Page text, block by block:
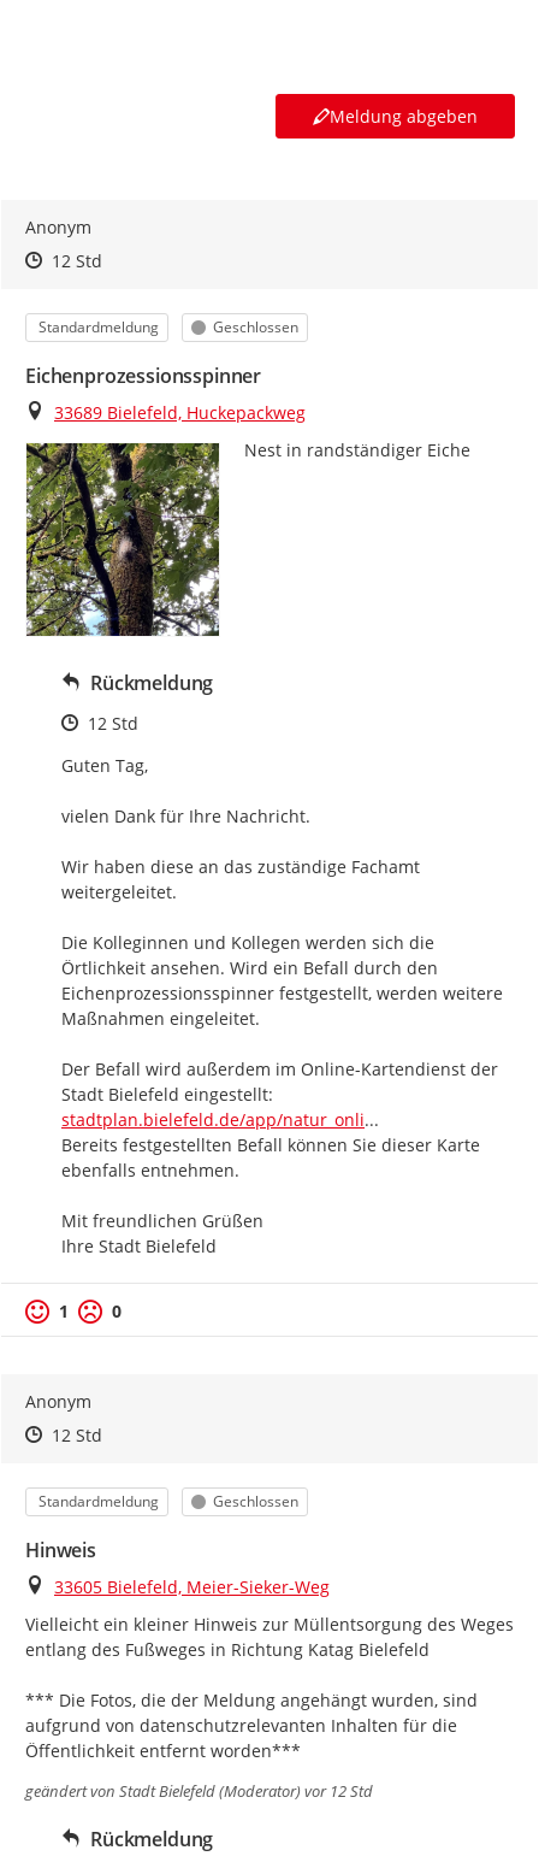
Meldung abgeben
Anonym
Zeitpunkt des Erstellens
Zeitpunkt des Erstellens
12 StdZur Äußerung
Kategorie
Standardmeldung Status
Geschlossen
Eichenprozessionsspinner
Ort
33689 Bielefeld, Huckepackweg
Nest in randständiger Eiche
Rückmeldung
Zeitpunkt des Erstellens
12 Std
Guten Tag,
vielen Dank für Ihre Nachricht.
Wir haben diese an das zuständige Fachamt
weitergeleitet.
Die Kolleginnen und Kollegen werden sich die
Örtlichkeit ansehen. Wird ein Befall durch den
Eichenprozessionsspinner festgestellt, werden weitere
Maßnahmen eingeleitet.
Der Befall wird außerdem im Online-Kartendienst der
Stadt Bielefeld eingestellt:
stadtplan.bielefeld.de/app/natur_online/
...
Bereits festgestellten Befall können Sie dieser Karte
ebenfalls entnehmen.
Mit freundlichen Grüßen
Ihre Stadt Bielefeld
1 0
Anonym
Zeitpunkt des Erstellens
Zeitpunkt des Erstellens
12 StdZur Äußerung
Kategorie
Standardmeldung Status
Geschlossen
Hinweis
Ort
33605 Bielefeld, Meier-Sieker-Weg
Vielleicht ein kleiner Hinweis zur Müllentsorgung des Weges
entlang des Fußweges in Richtung Katag Bielefeld
*** Die Fotos, die der Meldung angehängt wurden, sind
aufgrund von datenschutzrelevanten Inhalten für die
Öffentlichkeit entfernt worden***
geändert von Stadt Bielefeld (Moderator)vor 12 Std
Rückmeldung